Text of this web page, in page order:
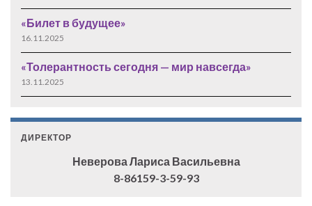
«Билет в будущее»
16.11.2025
«Толерантность сегодня — мир навсегда»
13.11.2025
ДИРЕКТОР
Неверова Лариса Васильевна
8-86159-3-59-93